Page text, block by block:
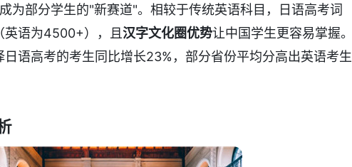
为部分学生的"新赛道"。相较于传统英语科目，日语高考词
语为4500+），且 汉字文化圈优势让中国学生更容易掌握。
语高考的考生同比增长23%，部分省份平均分高出英语考生